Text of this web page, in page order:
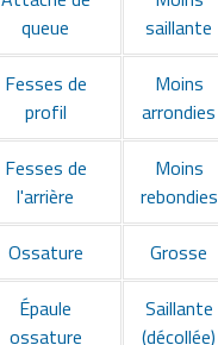
queue
saillante
Fesses de
profil
Moins
arrondies
Fesses de
l'arrière
Moins
rebondies
Ossature Grosse
Épaule
ossature
Saillante
(décollée)